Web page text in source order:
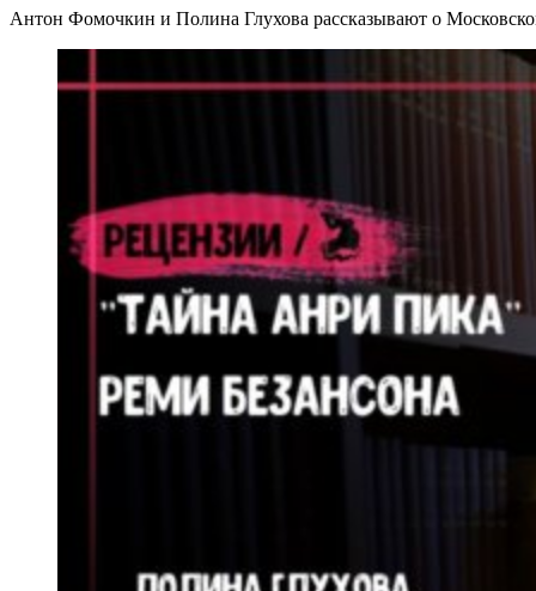
Антон Фомочкин и Полина Глухова рассказывают о